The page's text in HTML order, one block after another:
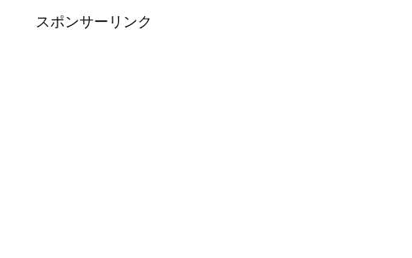
スポンサーリンク